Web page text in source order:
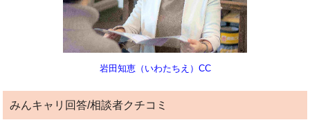
岩田知恵（いわたちえ）CC
みんキャリ回答/相談者クチコミ